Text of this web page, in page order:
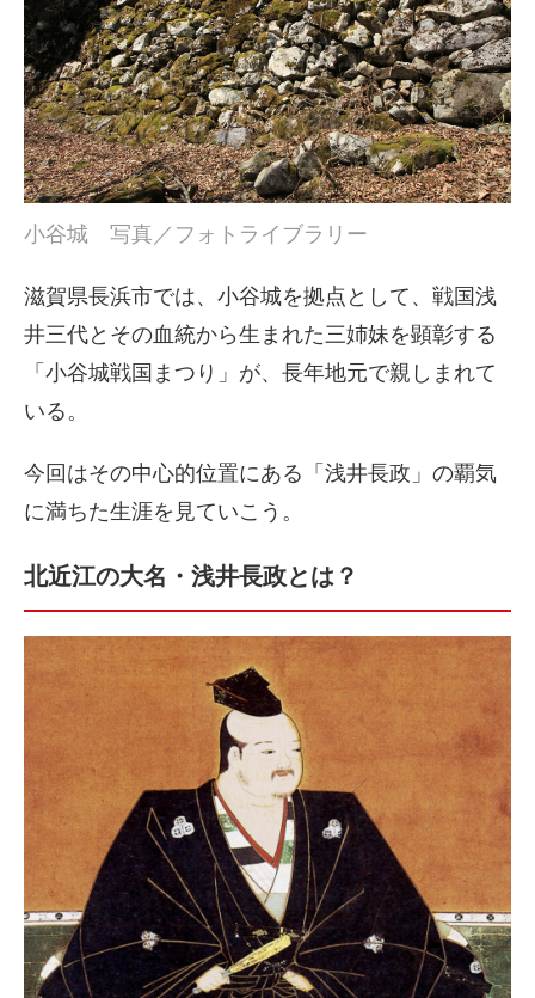
小谷城 写真／フォトライブラリー
滋賀県長浜市では、小谷城を拠点として、戦国浅
井三代とその血統から生まれた三姉妹を顕彰する
「小谷城戦国まつり」が、長年地元で親しまれて
いる。
今回はその中心的位置にある「浅井長政」の覇気
に満ちた生涯を見ていこう。
北近江の大名・浅井長政とは？